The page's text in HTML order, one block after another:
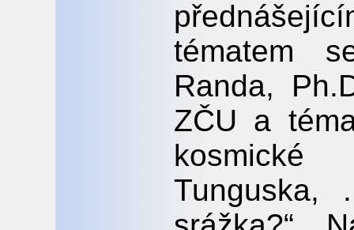
tématem
Randa,
ZČU a
Tunguska,